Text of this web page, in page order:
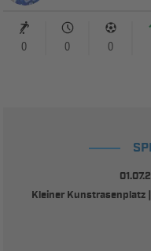
0 0 0
Kleiner Kunstrasenplatz